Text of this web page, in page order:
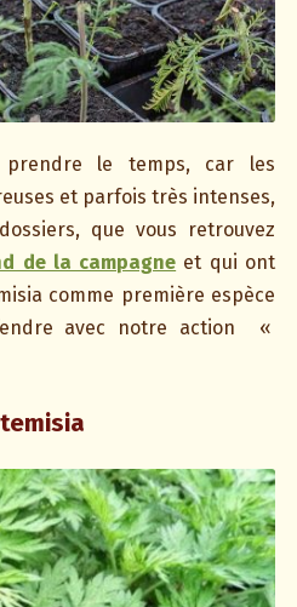
le temps, car les
et parfois très intenses,
que vous retrouvez
de la campagne et qui ont
comme première espèce
avec notre action «